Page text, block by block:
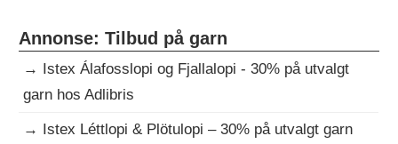
Annonse: Tilbud på garn
→ Istex Álafosslopi og Fjallalopi - 30% på utvalgt
garn hos Adlibris
→ Istex Léttlopi & Plötulopi – 30% på utvalgt garn